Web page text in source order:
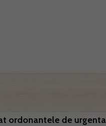
ordonantele de